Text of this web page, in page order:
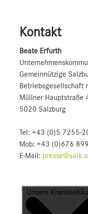
Kontakt
Beate Erfurth
Gemeinnützige
Betriebsgesellschaft
Müllner Hauptstraße
5020 Salzburg
Tel: +43 (0)5 7255-
Mob: +43 (0)676
E-Mail:
Unsere